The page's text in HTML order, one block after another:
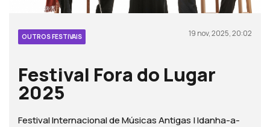
OUTROS FESTIVAIS 19 nov, 2025, 20:02
Festival Fora do Lugar
2025
Festival Internacional de Músicas Antigas | Idanha-a-